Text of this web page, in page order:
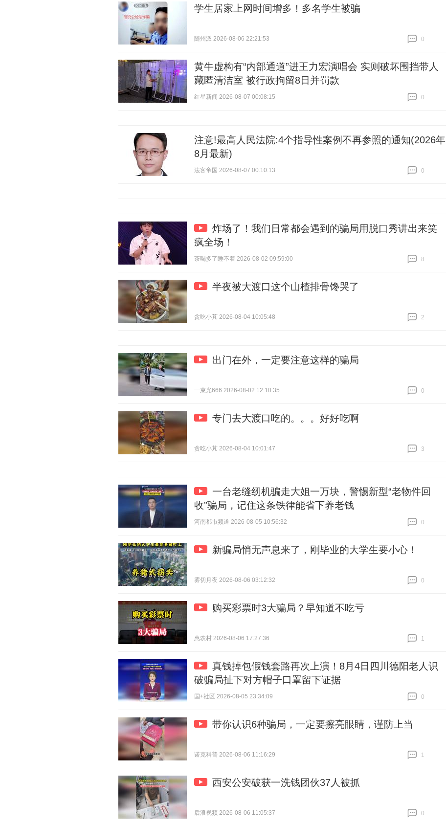
学生居家上网时间增多！多名学生被骗
随州派 2026-08-06 22:21:53
0
黄牛虚构有“内部通道”进王力宏演唱会 实则破坏围挡带人
藏匿清洁室 被行政拘留8日并罚款
红星新闻 2026-08-07 00:08:15
0
注意!最高人民法院:4个指导性案例不再参照的通知(2026年
8月最新)
法客帝国 2026-08-07 00:10:13
0
炸场了！我们日常都会遇到的骗局用脱口秀讲出来笑
疯全场！
茶喝多了睡不着 2026-08-02 09:59:00
8
半夜被大渡口这个山楂排骨馋哭了
贪吃小芃 2026-08-04 10:05:48
2
出门在外，一定要注意这样的骗局
一束光666 2026-08-02 12:10:35
0
专门去大渡口吃的。。。好好吃啊
贪吃小芃 2026-08-04 10:01:47
3
一台老缝纫机骗走大姐一万块，警惕新型“老物件回
收”骗局，记住这条铁律能省下养老钱
河南都市频道 2026-08-05 10:56:32
0
新骗局悄无声息来了，刚毕业的大学生要小心！
雾切月夜 2026-08-06 03:12:32
0
购买彩票时3大骗局？早知道不吃亏
惠农村 2026-08-06 17:27:36
1
真钱掉包假钱套路再次上演！8月4日四川德阳老人识
破骗局扯下对方帽子口罩留下证据
国+社区 2026-08-05 23:34:09
0
带你认识6种骗局，一定要擦亮眼睛，谨防上当
诺克科普 2026-08-06 11:16:29
1
西安公安破获一洗钱团伙37人被抓
后浪视频 2026-08-06 11:05:37
0